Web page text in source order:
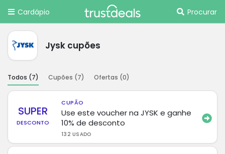
Cardápio Procurar
Jysk cupões
Todos (7) Cupões (7) Ofertas (0)
SUPER
DESCONTO
CUPÃO
Use este voucher na JYSK e ganhe
10% de desconto
132 USADO